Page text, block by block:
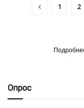
1 2
Опрос